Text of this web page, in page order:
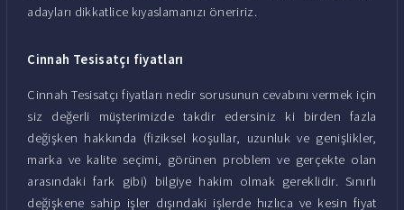
adayları dikkatlice kıyaslamanızı öneririz.
Cinnah Tesisatçı fiyatları
Cinnah Tesisatçı fiyatları nedir sorusunun cevabını vermek için
siz değerli müşterimizde takdir edersiniz ki birden fazla
değişken hakkında (fiziksel koşullar, uzunluk ve genişlikler,
marka ve kalite seçimi, görünen problem ve gerçekte olan
arasındaki fark gibi) bilgiye hakim olmak gereklidir. Sınırlı
değişkene sahip işler dışındaki işlerde hızlıca ve kesin fiyat